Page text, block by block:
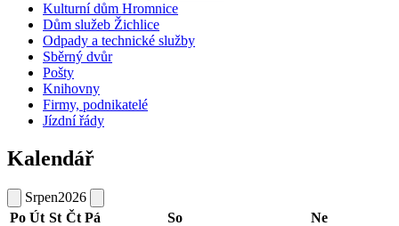
Kulturní dům Hromnice
Dům služeb Žichlice
Odpady a technické služby
Sběrný dvůr
Pošty
Knihovny
Firmy, podnikatelé
Jízdní řády
Kalendář
Srpen2026
Po Út St Čt Pá So Ne